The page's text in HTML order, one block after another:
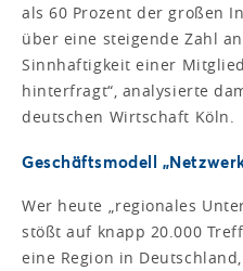
als 60 Prozent der großen
über eine steigende Zahl
Sinnhaftigkeit einer
hinterfragt“, analysierte
deutschen Wirtschaft Köln.
Geschäftsmodell
Wer heute „regionales
stößt auf knapp 20.000
eine Region in